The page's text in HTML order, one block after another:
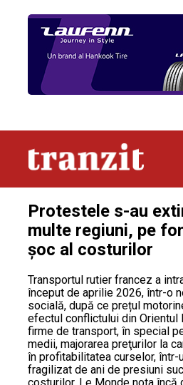
Protestele s-au
multe regiuni, pe
șoc al costurilor
Transportul rutier francez a
început de aprilie 2026, într-o
socială, după ce prețul
efectul conflictului din Orientul
firme de transport, în special
medii, majorarea preţurilor la
în profitabilitatea curselor, într-
fragilizat de ani de presiuni